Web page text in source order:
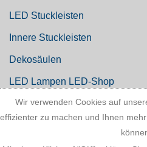
LED Stuckleisten
Innere Stuckleisten
Dekosäulen
LED Lampen LED-Shop
Stuckherstellung
Wir verwenden Cookies auf
effizienter zu machen und Ihnen